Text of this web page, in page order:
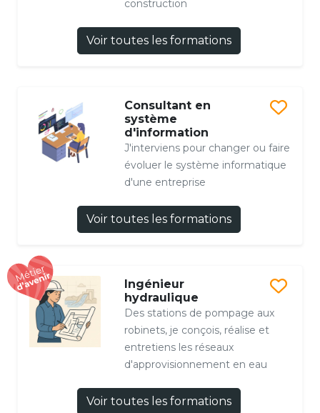
construction
Voir toutes les formations
Consultant en
système
d'information
J'interviens pour changer ou faire
évoluer le système informatique
d'une entreprise
Voir toutes les formations
Ingénieur
hydraulique
Des stations de pompage aux
robinets, je conçois, réalise et
entretiens les réseaux
d'approvisionnement en eau
Voir toutes les formations